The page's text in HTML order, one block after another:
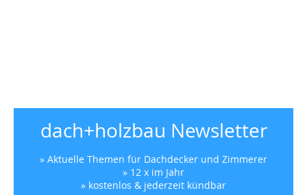
dach+holzbau Newsletter
» Aktuelle Themen für Dachdecker und Zimmerer
» 12 x im Jahr
» kostenlos & jederzeit kündbar